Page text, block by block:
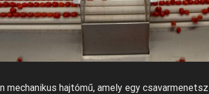
mechanikus hajtómű, amely egy